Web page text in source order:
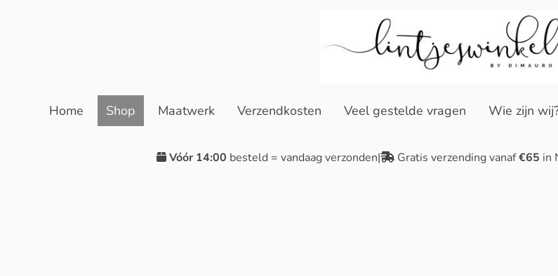
Home Shop Maatwerk Verzendkosten Veel gestelde vragen Wie zijn
Vóór 14:00 besteld = vandaag verzonden| Gratis verzending vanaf€65 in